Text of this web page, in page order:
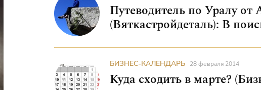
Путеводитель по Уралу
(Вяткастройдеталь): В
БИЗНЕС-КАЛЕНДАРЬ 28 февраля 2014
Куда сходить в марте?